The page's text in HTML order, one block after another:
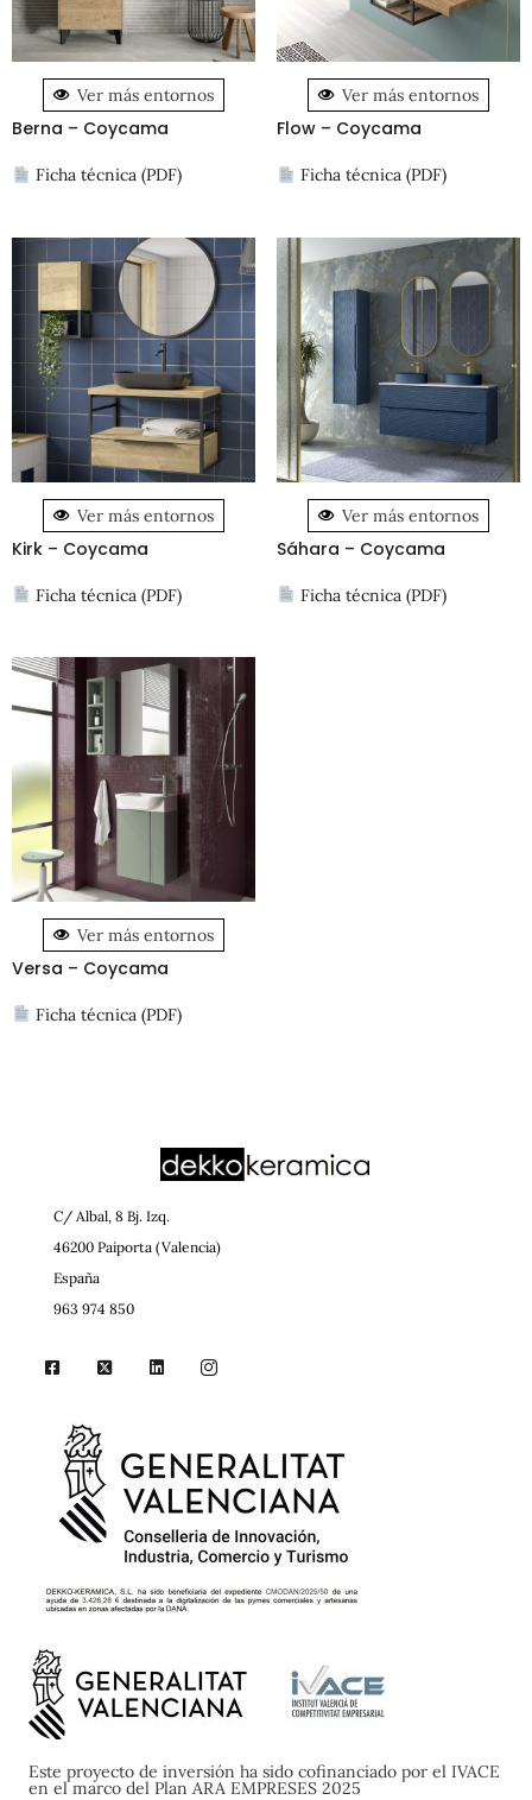
Ver más entornos
Berna – Coycama
Ficha técnica (PDF)
Ver más entornos
Flow – Coycama
Ficha técnica (PDF)
Ver más entornos
Kirk – Coycama
Ficha técnica (PDF)
Ver más entornos
Sáhara – Coycama
Ficha técnica (PDF)
Ver más entornos
Versa – Coycama
Ficha técnica (PDF)
C/ Albal, 8 Bj. Izq.
46200 Paiporta (Valencia)
España
963 974 850
Este proyecto de inversión ha sido cofinanciado por el IVACE
en el marco del Plan ARA EMPRESES 2025